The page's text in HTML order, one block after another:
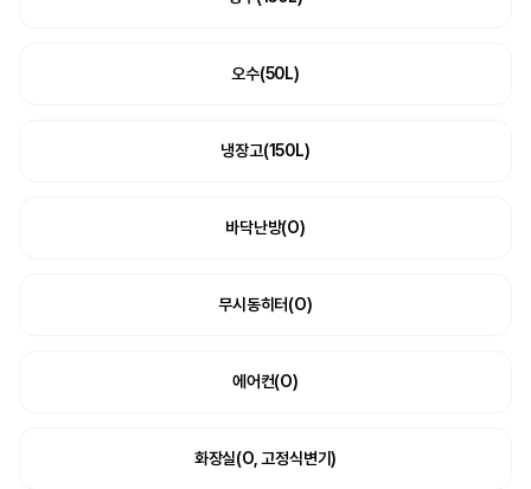
오수(50L)
냉장고(150L)
바닥난방(O)
무시동히터(O)
에어컨(O)
화장실(O, 고정식변기)